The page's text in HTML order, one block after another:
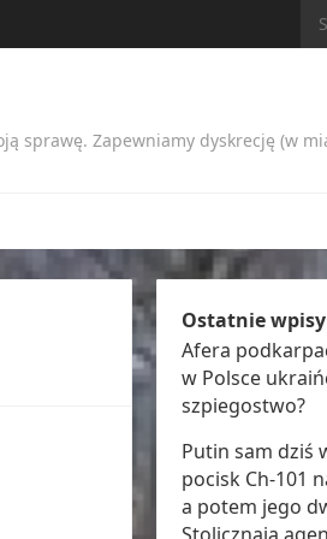
sprawę. Zapewniamy dyskrecję (w
Ostatnie wpisy
Afera
w Polsce
szpiegostwo?
Putin sam dziś
pocisk Ch-101
a potem jego